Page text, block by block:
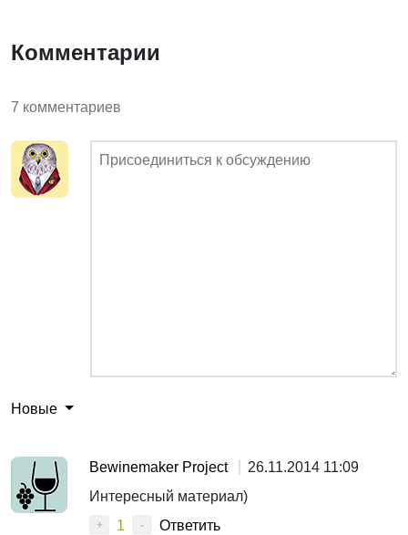
Комментарии
7 комментариев
Новые
Bewinemaker Project
26.11.2014 11:09
Интересный материал)
+ 1 - Ответить